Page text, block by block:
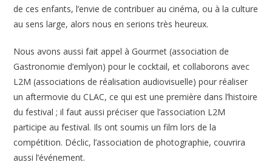
de ces enfants, l’envie de contribuer au cinéma, ou à la culture
au sens large, alors nous en serions très heureux.
Nous avons aussi fait appel à Gourmet (association de
Gastronomie d’emlyon) pour le cocktail, et collaborons avec
L2M (associations de réalisation audiovisuelle) pour réaliser
un aftermovie du CLAC, ce qui est une première dans l’histoire
du festival ; il faut aussi préciser que l’association L2M
participe au festival. Ils ont soumis un film lors de la
compétition. Déclic, l’association de photographie, couvrira
aussi l’événement.